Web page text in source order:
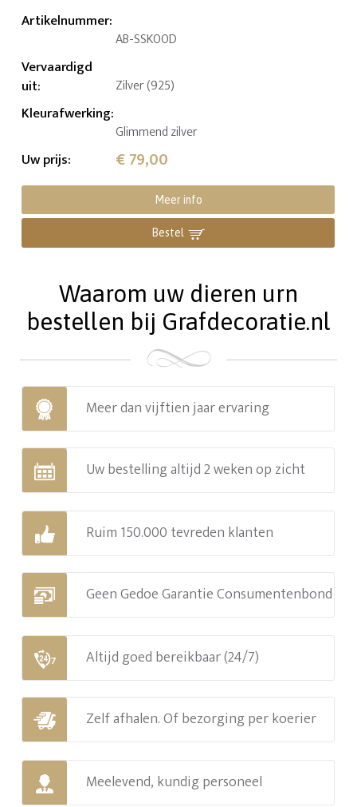
Artikelnummer:
AB-SSK00D
Vervaardigd
uit: Zilver (925)
Kleurafwerking:
Glimmend zilver
Uw prijs: € 79,00
Meer info
Bestel
Waarom uw dieren urn
bestellen bij Grafdecoratie.nl
Meer dan vijftien jaar ervaring
Uw bestelling altijd 2 weken op zicht
Ruim 150.000 tevreden klanten
Geen Gedoe Garantie Consumentenbond
Altijd goed bereikbaar (24/7)
Zelf afhalen. Of bezorging per koerier
Meelevend, kundig personeel